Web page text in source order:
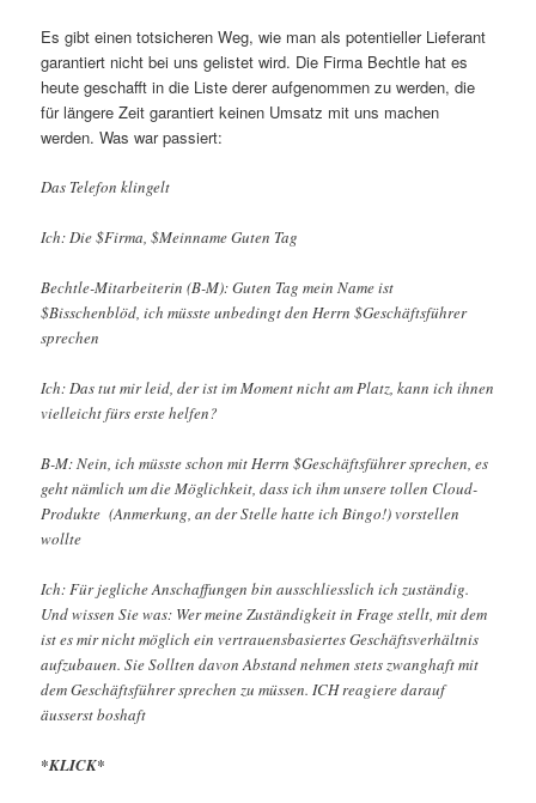
Es gibt einen totsicheren Weg, wie man als potentieller Lieferant
garantiert nicht bei uns gelistet wird. Die Firma Bechtle hat es
heute geschafft in die Liste derer aufgenommen zu werden, die
für längere Zeit garantiert keinen Umsatz mit uns machen
werden. Was war passiert:
Das Telefon klingelt
Ich: Die $Firma, $Meinname Guten Tag
Bechtle-Mitarbeiterin (B-M): Guten Tag mein Name ist
$Bisschenblöd, ich müsste unbedingt den Herrn $Geschäftsführer
sprechen
Ich: Das tut mir leid, der ist im Moment nicht am Platz, kann ich ihnen
vielleicht fürs erste helfen?
B-M: Nein, ich müsste schon mit Herrn $Geschäftsführer sprechen, es
geht nämlich um die Möglichkeit, dass ich ihm unsere tollen Cloud-
Produkte (Anmerkung, an der Stelle hatte ich Bingo!) vorstellen
wollte
Ich: Für jegliche Anschaffungen bin ausschliesslich ich zuständig.
Und wissen Sie was: Wer meine Zuständigkeit in Frage stellt, mit dem
ist es mir nicht möglich ein vertrauensbasiertes Geschäftsverhältnis
aufzubauen. Sie Sollten davon Abstand nehmen stets zwanghaft mit
dem Geschäftsführer sprechen zu müssen. ICH reagiere darauf
äusserst boshaft
*KLICK*